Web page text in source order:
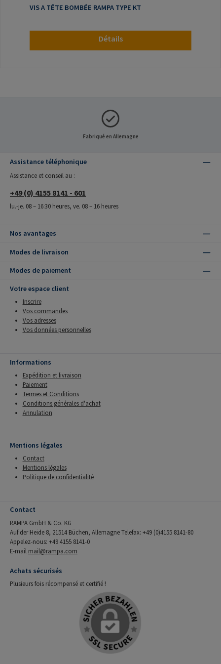
VIS A TÊTE BOMBÉE RAMPA TYPE KT
Détails
Fabriqué en Allemagne
Assistance téléphonique
Assistance et conseil au :
+49 (0) 4155 8141 - 601
lu.-je. 08 – 16:30 heures, ve. 08 – 16 heures
Nos avantages
Modes de livraison
Modes de paiement
Votre espace client
Inscrire
Vos commandes
Vos adresses
Vos données personnelles
Informations
Expédition et livraison
Paiement
Termes et Conditions
Conditions générales d'achat
Annulation
Mentions légales
Contact
Mentions légales
Politique de confidentialité
Contact
RAMPA GmbH & Co. KG
Auf der Heide 8, 21514 Büchen, Allemagne Telefax: +49 (0)4155 8141-80
Appelez-nous: +49 4155 8141-0
E-mail mail@rampa.com
Achats sécurisés
Plusieurs fois récompensé et certifié !